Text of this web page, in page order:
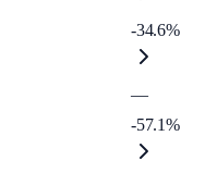
-34.6%
—
-57.1%